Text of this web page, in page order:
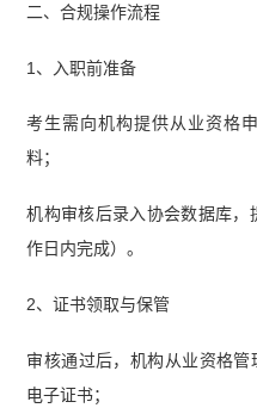
二、合规操作流程
1、入职前准备
考生需向机构提供从业资格
料；
机构审核后录入协会数据库
作日内完成）。
2、证书领取与保管
审核通过后，机构从业资格
电子证书；